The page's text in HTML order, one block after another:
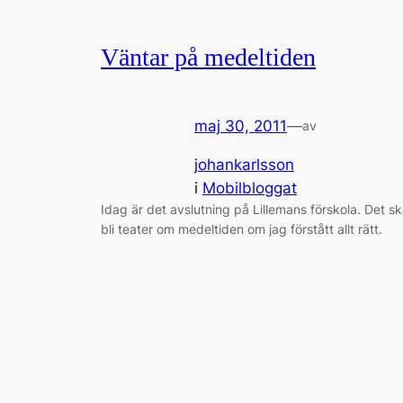
Väntar på medeltiden
maj 30, 2011—av
johankarlsson
i Mobilbloggat
Idag är det avslutning på Lillemans förskola. Det
bli teater om medeltiden om jag förstått allt rätt.